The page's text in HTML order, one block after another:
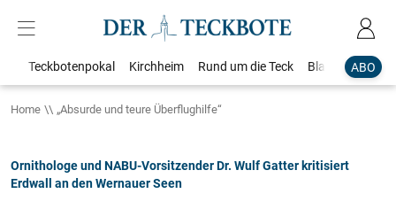
ABO
Teckbotenpokal Kirchheim Rund um die Teck Blaulicht
Home „Absurde und teure Überflughilfe“
Ornithologe und NABU-Vorsitzender Dr. Wulf Gatter kritisiert
Erdwall an den Wernauer Seen